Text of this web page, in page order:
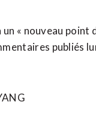
« nouveau
publiés